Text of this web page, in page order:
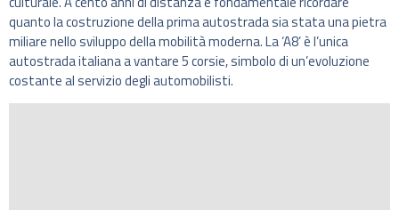
quanto la costruzione della prima autostrada sia stata una pietra
miliare nello sviluppo della mobilità moderna. La ‘A8’ è l’unica
autostrada italiana a vantare 5 corsie, simbolo di un’evoluzione
costante al servizio degli automobilisti.